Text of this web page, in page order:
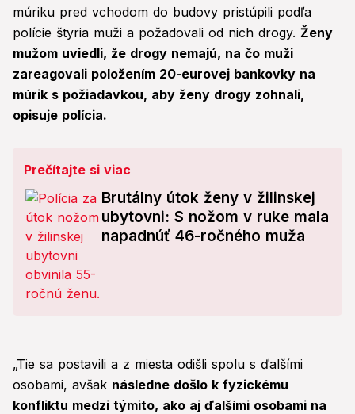
múriku pred vchodom do budovy pristúpili podľa
polície štyria muži a požadovali od nich drogy. Ženy
mužom uviedli, že drogy nemajú, na čo muži
zareagovali položením 20-eurovej bankovky na
múrik s požiadavkou, aby ženy drogy zohnali,
opisuje polícia.
Prečítajte si viac
Brutálny útok ženy v žilinskej
ubytovni: S nožom v ruke mala
napadnúť 46-ročného muža
„Tie sa postavili a z miesta odišli spolu s ďalšími
osobami, avšak následne došlo k fyzickému
konfliktu medzi týmito, ako aj ďalšími osobami na